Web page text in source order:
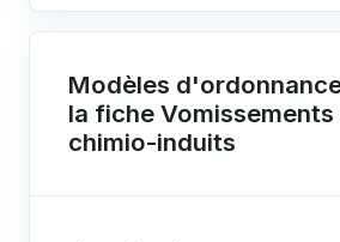
Modèles
la fiche Vomissements
chimio-induits